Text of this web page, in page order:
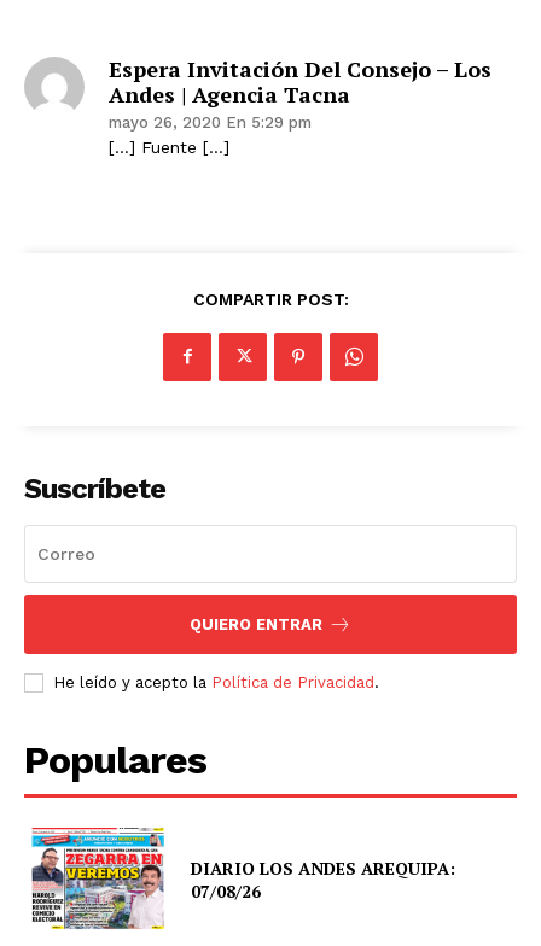
Espera Invitación Del Consejo – Los
Andes | Agencia Tacna
mayo 26, 2020 En 5:29 pm
[…] Fuente […]
COMPARTIR POST:
Suscríbete
QUIERO ENTRAR
He leído y acepto la Política de Privacidad.
Populares
DIARIO LOS ANDES AREQUIPA:
07/08/26